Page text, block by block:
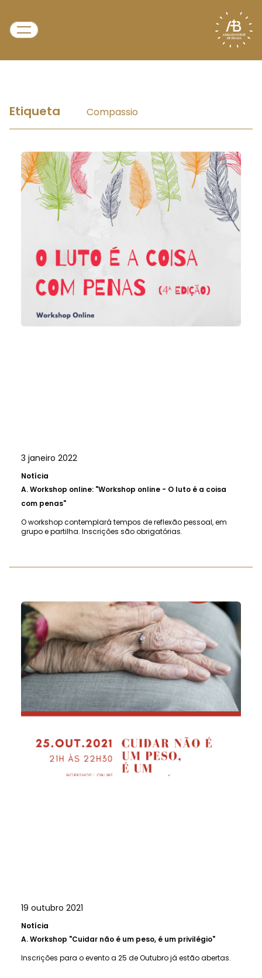
Etiqueta Compassio
3 janeiro 2022
Notícia
A.Workshop online: "Workshop online - O luto é a coisa
com penas"
O workshop contemplará tempos de reflexão pessoal, em
grupo e partilha. Inscrições são obrigatórias.
19 outubro 2021
Notícia
A.Workshop "Cuidar não é um peso, é um privilégio"
Inscrições para o evento a 25 de Outubro já estão abertas.